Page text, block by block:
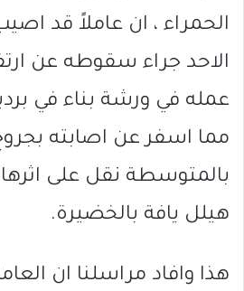
الحمراء ، ان عاملاً قد
عمله في ورشة بناء في
مما اسفر عن اصابته
بالمتوسطة نقل على
هيلل يافة بالخضيرة.
هذا وافاد مراسلنا ان